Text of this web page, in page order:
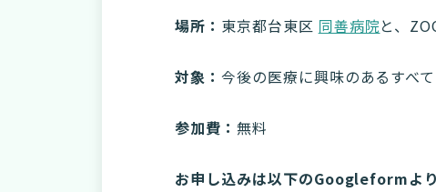
場所： 東京都台東区 同善病院と、
対象： 今後の医療に興味のあるすべ
参加費： 無料
お申し込みは以下のGoogleformより